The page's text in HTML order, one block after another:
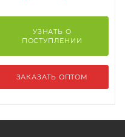
УЗНАТЬ О
ПОСТУПЛЕНИИ
ЗАКАЗАТЬ ОПТОМ